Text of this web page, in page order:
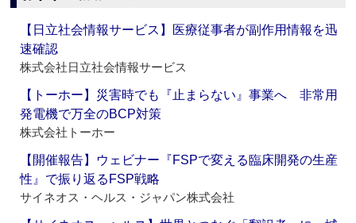
【日立社会情報サービス】医療従事者が副作用情報を迅
速確認
株式会社日立社会情報サービス
【トーホー】災害時でも『止まらない』事業へ 非常用
発電機で万全のBCP対策
株式会社トーホー
【開催報告】ウェビナー『FSPで変える臨床開発の生産
性』で振り返るFSP戦略
サイネオス・ヘルス・ジャパン株式会社